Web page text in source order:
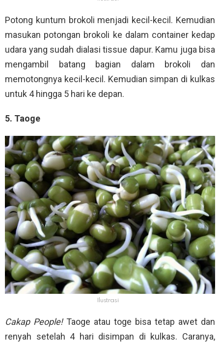
Potong kuntum brokoli menjadi kecil-kecil. Kemudian
masukan potongan brokoli ke dalam container kedap
udara yang sudah dialasi tissue dapur. Kamu juga bisa
mengambil batang bagian dalam brokoli dan
memotongnya kecil-kecil. Kemudian simpan di kulkas
untuk 4 hingga 5 hari ke depan.
5. Taoge
Ilustrasi
Cakap People!Taoge atau toge bisa tetap awet dan
renyah setelah 4 hari disimpan di kulkas. Caranya,